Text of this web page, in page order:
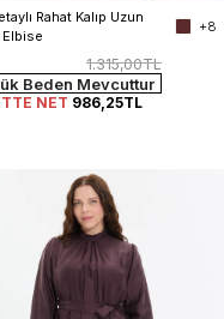
Rahat Kalıp Uzun
Elbise
+8
1.315,00TL
Beden Mevcuttur
NET 986,25TL